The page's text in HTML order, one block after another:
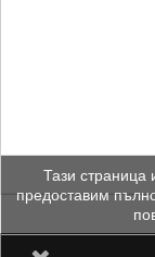
Тази страница
предоставим